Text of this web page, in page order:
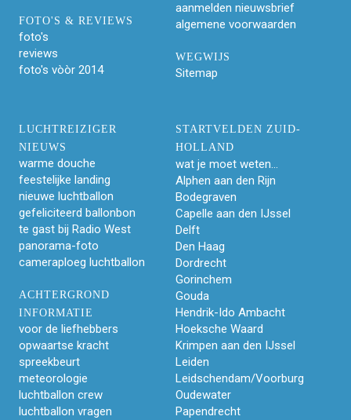
FOTO'S & REVIEWS
foto's
reviews
foto's vòòr 2014
aanmelden nieuwsbrief
algemene voorwaarden
WEGWIJS
Sitemap
LUCHTREIZIGER
NIEUWS
warme douche
feestelijke landing
nieuwe luchtballon
gefeliciteerd ballonbon
te gast bij Radio West
panorama-foto
cameraploeg luchtballon
ACHTERGROND
INFORMATIE
voor de liefhebbers
opwaartse kracht
spreekbeurt
meteorologie
luchtballon crew
luchtballon vragen
STARTVELDEN ZUID-
HOLLAND
wat je moet weten...
Alphen aan den Rijn
Bodegraven
Capelle aan den IJssel
Delft
Den Haag
Dordrecht
Gorinchem
Gouda
Hendrik-Ido Ambacht
Hoeksche Waard
Krimpen aan den IJssel
Leiden
Leidschendam/Voorburg
Oudewater
Papendrecht